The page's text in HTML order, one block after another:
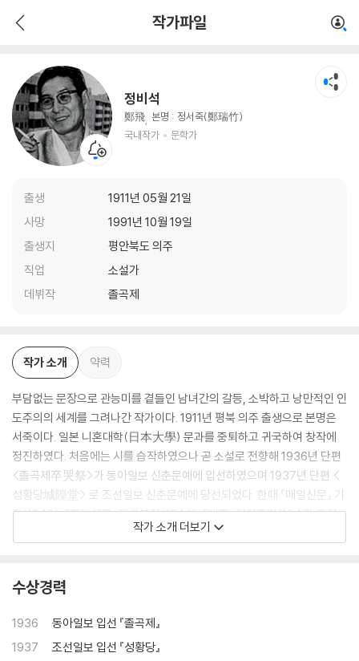
작가파일
정비석
鄭飛 본명 : 정서죽(鄭瑞竹)
국내작가
문학가
출생
1911년 05월 21일
사망
1991년 10월 19일
출생지
평안북도 의주
직업
소설가
데뷔작
졸곡제
작가 소개 약력
부담없는 문장으로 관능미를 곁들인 남녀간의 갈등, 소박하고 낭만적인 인
도주의의 세계를 그려나간 작가이다. 1911년 평북 의주 출생으로 본명은
서죽이다. 일본 니혼대학(日本大學) 문과를 중퇴하고 귀국하여 창작에
정진하였다. 처음에는 시를 습작하였으나 곧 소설로 전향해 1936년 단편
<졸곡제卒哭祭>가 동아일보 신춘문예에 입선하였으며 1937년 단편 <
성황당城隍堂> 로 조선일보 신춘문예에 당선되었다. 한때 『매일신문』 기
자(1940), 『중앙신문』 문화부장(1946), 『대조』 편집주간(1947) 등의
계층에 풍미하고 있던 퇴폐적 서구 사조를 묘사함으로써 선풍적인 화제를
실격』(1962), 『산호의 문』(1962), 여인백경』(1962), 『욕망해협』(196
3), 『에덴은 아직도 멀다』(1964), 『노변정담』(1965～1969) 등을 연재,
작가 소개 더보기
수상경력
1936 동아일보 입선 『졸곡제』
1937
조선일보 입선 『성황당』